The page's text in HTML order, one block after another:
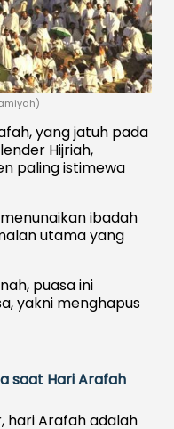
yang jatuh pada
Hijriah,
paling istimewa
ibadah
utama yang
puasa ini
yakni menghapus
saat Hari Arafah
hari Arafah adalah